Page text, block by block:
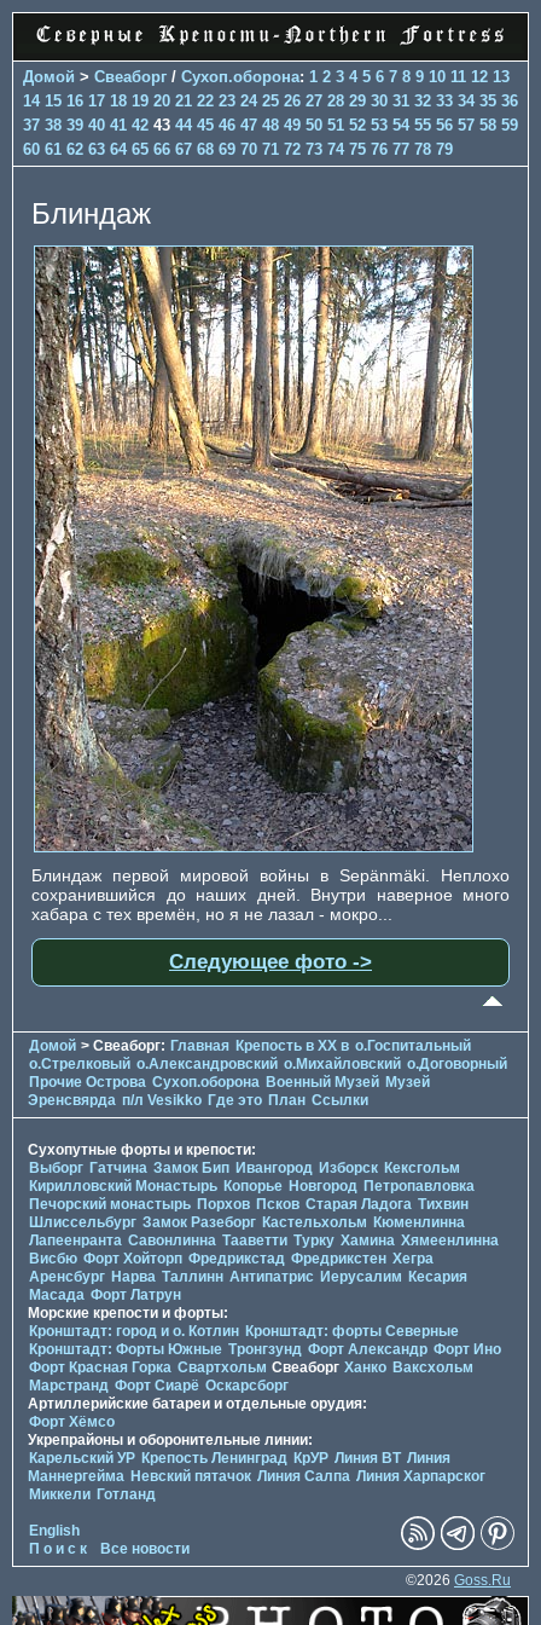
Домой > Свеаборг / Сухоп.оборона: 1 2 3 4 5 6 7 8 9 10 11 12 13
14 15 16 17 18 19 20 21 22 23 24 25 26 27 28 29 30 31 32 33 34 35 36
37 38 39 40 41 42 43 44 45 46 47 48 49 50 51 52 53 54 55 56 57 58 59
60 61 62 63 64 65 66 67 68 69 70 71 72 73 74 75 76 77 78 79
Блиндаж
Блиндаж первой мировой войны в Sepänmäki. Неплохо
сохранившийся до наших дней. Внутри наверное много
хабара с тех времён, но я не лазал - мокро...
Следующее фото ->
Домой > Свеаборг: Главная Крепость в XX в о.Госпитальный
о.Стрелковый о.Александровский о.Михайловский о.Договорный
Прочие Острова Сухоп.оборона Военный Музей Музей
Эренсвярда п/л Vesikko Где это План Ссылки
Сухопутные форты и крепости:
Выборг Гатчина Замок Бип Ивангород Изборск Кексгольм
Кирилловский Монастырь Копорье Новгород Петропавловка
Печорcкий монастырь Порхов Псков Старая Ладога Тихвин
Шлиссельбург Замок Разеборг Кастельхольм Кюменлинна
Лапеенранта Савонлинна Тааветти Турку Хамина Хямеенлинна
Висбю Форт Хойторп Фредрикстад Фредрикстен Хегра
Аренсбург Нарва Таллинн Антипатрис Иерусалим Кесария
Масада Форт Латрун
Морские крепости и форты:
Кронштадт: город и о. Котлин Кронштадт: форты Северные
Кронштадт: Форты Южные Тронгзунд Форт Александр Форт Ино
Форт Красная Горка Свартхольм Свеаборг Ханко Ваксхольм
Марстранд Форт Сиарё Оскарсборг
Артиллерийские батареи и отдельные орудия:
Форт Хёмсо
Укрепрайоны и оборонительные линии:
Карельский УР Крепость Ленинград КрУР Линия ВТ Линия
Маннергейма Невский пятачок Линия Салпа Линия Харпарског
Миккели Готланд
English
П о и с к
Все новости
©2026 Goss.Ru